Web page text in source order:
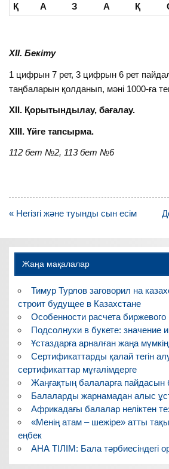
Қ
А З А Қ
ХІІ. Бекіту
1 цифрын 7 рет, 3 цифрын 6 рет
таңбаларын қолданып, мәні 1000-ға
ХІІ. Қорытындылау, бағалау.
ХІІІ. Үйге тапсырма.
112 бет №2, 113 бет №6
Навигация
записям
« Негізгі және туынды сын есім
Жаңа мақалалар
Тимур Турлов заговорил на
строит будущее в Казахстане
Особенности расчета биржевого
Подсолнухи в букете: значение
Ұстаздарға арналған жаңа
Сертификаттарды қалай тегін
сертификаттар мұғалімдерге
Жаңғақтың балаларға пайдасын
Балаларды жарнамадан алыс
Африкадағы балалар неліктен
«Менің атам – шежіре» атты
еңбек
АНА ТІЛІМ: Бала тәрбиесіндегі